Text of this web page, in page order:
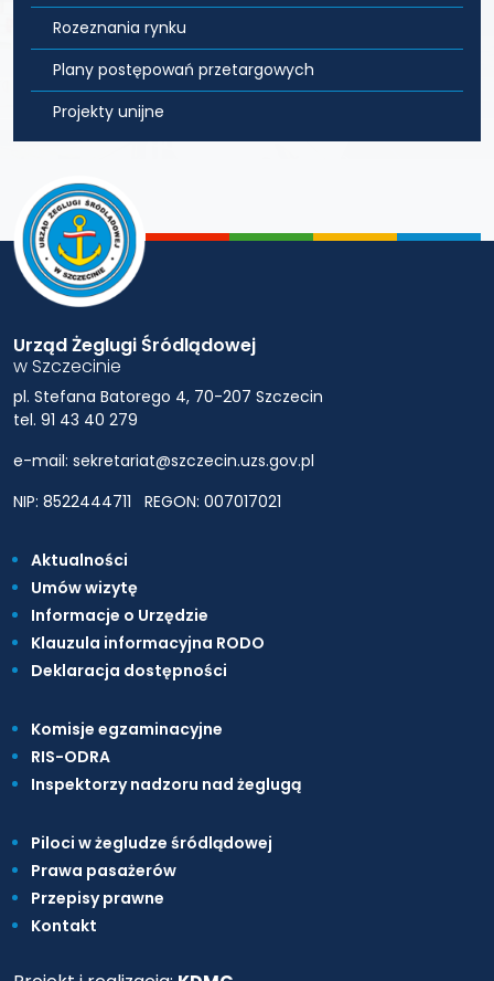
Rozeznania rynku
Plany postępowań przetargowych
Projekty unijne
Urząd Żeglugi Śródlądowej
w Szczecinie
pl. Stefana Batorego 4, 70-207 Szczecin
tel. 91 43 40 279
e-mail: sekretariat@szczecin.uzs.gov.pl
NIP: 8522444711
REGON: 007017021
Aktualności
Umów wizytę
Informacje o Urzędzie
Klauzula informacyjna RODO
Deklaracja dostępności
Komisje egzaminacyjne
RIS-ODRA
Inspektorzy nadzoru nad żeglugą
Piloci w żegludze śródlądowej
Prawa pasażerów
Przepisy prawne
Kontakt